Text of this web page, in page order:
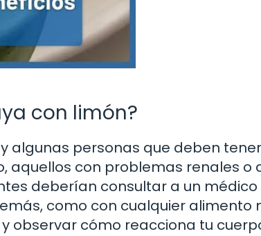
con limón?
algunas personas que deben
aquellos con problemas renales o
deberían consultar a un médico
como con cualquier alimento
cómo reacciona tu